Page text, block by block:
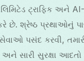
ટ્રાફિક અને AI-
છે. શ્રેષ્ઠ પ્રથાઓનું
પસંદ કરવી,
સારી સુરક્ષા